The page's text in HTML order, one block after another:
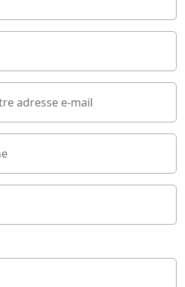
adresse e-mail